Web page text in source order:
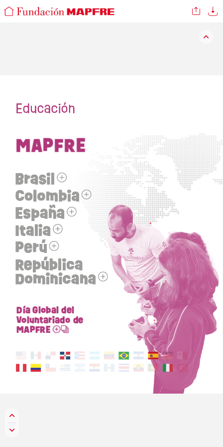
Brasil
DíaGlobaldel
Voluntariado de
MAPFRE
MAPFRE
Educación
Colombia
España
Italia
Perú
República
Dominicana